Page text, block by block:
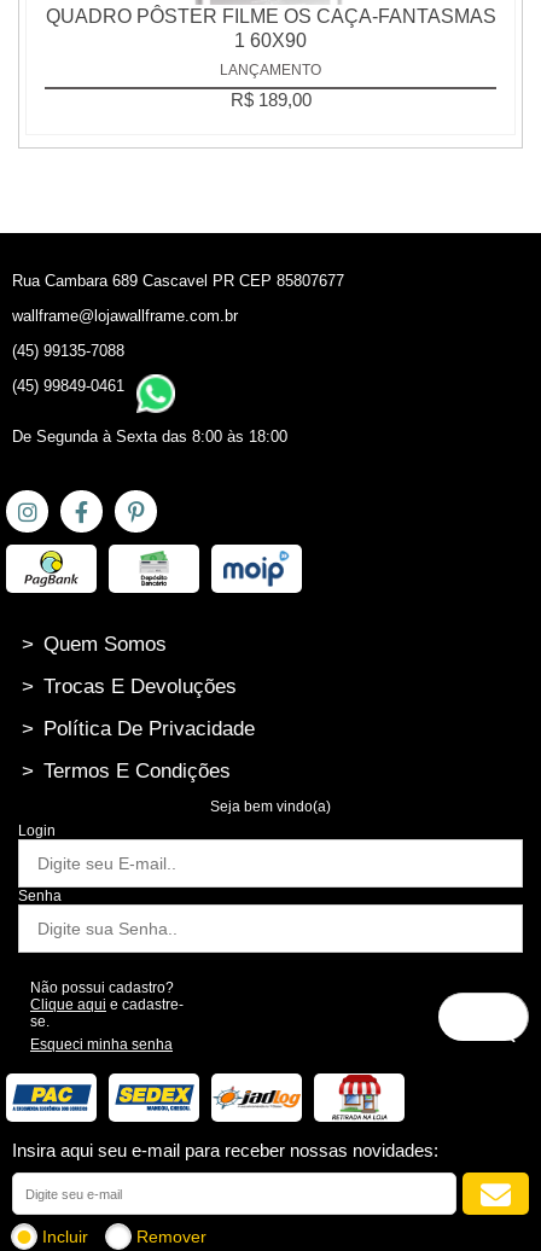
QUADRO PÔSTER FILME OS CAÇA-FANTASMAS
1 60X90
LANÇAMENTO
R$ 189,00
Rua Cambara 689 Cascavel PR CEP 85807677
wallframe@lojawallframe.com.br
(45) 99135-7088
(45) 99849-0461
De Segunda à Sexta das 8:00 às 18:00
> Quem Somos
> Trocas E Devoluções
> Política De Privacidade
> Termos E Condições
Seja bem vindo(a)
Login
Senha
Não possui cadastro?
Clique aqui e cadastre-
se.
Esqueci minha senha
Insira aqui seu e-mail para receber nossas novidades:
Incluir Remover